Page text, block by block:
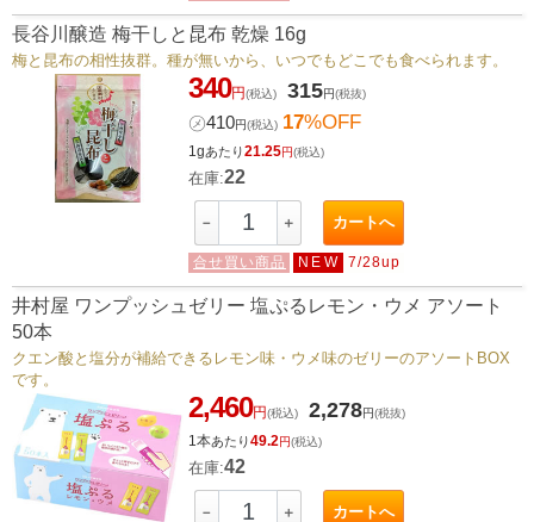
長谷川醸造 梅干しと昆布 乾燥 16g
梅と昆布の相性抜群。種が無いから、いつでもどこでも食べられます。
340円(税込) 315円(税抜)
㋱410円(税込) 17%OFF
1gあたり21.25円(税込)
在庫:22
－ ＋ カートへ
合せ買い商品 NEW 7/28up
井村屋 ワンプッシュゼリー 塩ぷるレモン・ウメ アソート
50本
クエン酸と塩分が補給できるレモン味・ウメ味のゼリーのアソートBOX
です。
2,460円(税込) 2,278円(税抜)
1本あたり49.2円(税込)
在庫:42
－ ＋ カートへ